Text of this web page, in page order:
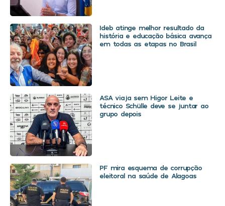
Ideb atinge melhor resultado da
história e educação básica avança
em todas as etapas no Brasil
ASA viaja sem Higor Leite e
técnico Schülle deve se juntar ao
grupo depois
PF mira esquema de corrupção
eleitoral na saúde de Alagoas